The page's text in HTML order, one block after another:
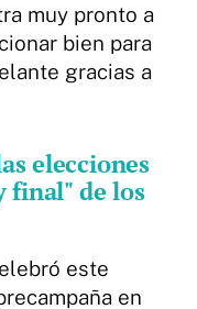
muy pronto a
bien para
gracias a
elecciones
final" de los
este
en